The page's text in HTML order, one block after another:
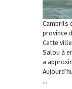
Cambrils
province
Cette
Salou à
a
...